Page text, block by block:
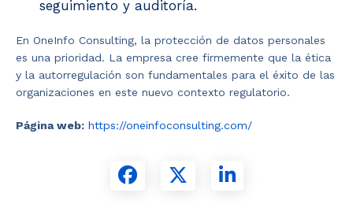
seguimiento y auditoría.
En OneInfo Consulting, la protección de datos personales
es una prioridad. La empresa cree firmemente que la ética
y la autorregulación son fundamentales para el éxito de las
organizaciones en este nuevo contexto regulatorio.
Página web: https://oneinfoconsulting.com/